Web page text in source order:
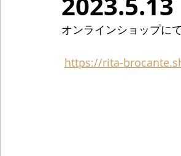
オンラインショップに
https://rita-